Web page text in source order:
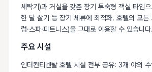
세탁기)과 거실을 갖춘 장기 투숙형 객실 타입
한 달 살기 등 장기 체류에 최적화. 호텔의 모든
럽·스파·피트니스)을 그대로 이용할 수 있습니다.
주요 시설
인터컨티넨탈 호텔 시설 전부 공유: 3개 야외